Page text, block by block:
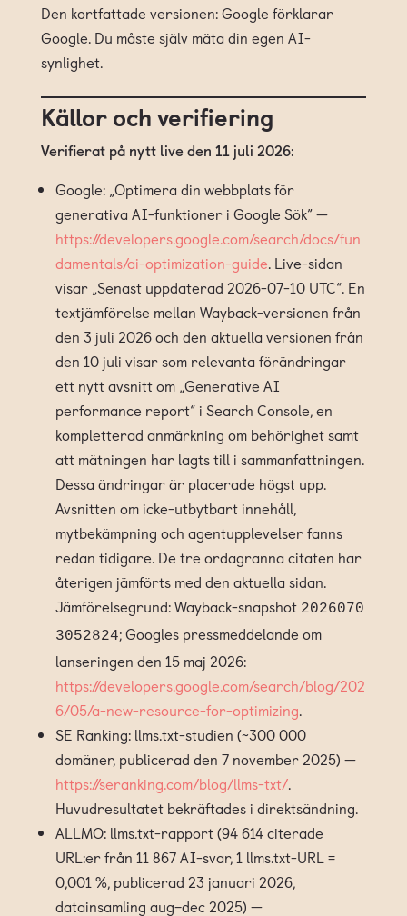
Den kortfattade versionen: Google förklarar
Google. Du måste själv mäta din egen AI-
synlighet.
Källor och verifiering
Verifierat på nytt live den 11 juli 2026:
Google: „Optimera din webbplats för
generativa AI-funktioner i Google Sök” —
https://developers.google.com/search/docs/fun
damentals/ai-optimization-guide. Live-sidan
visar „Senast uppdaterad 2026-07-10 UTC“. En
textjämförelse mellan Wayback-versionen från
den 3 juli 2026 och den aktuella versionen från
den 10 juli visar som relevanta förändringar
ett nytt avsnitt om „Generative AI
performance report“ i Search Console, en
kompletterad anmärkning om behörighet samt
att mätningen har lagts till i sammanfattningen.
Dessa ändringar är placerade högst upp.
Avsnitten om icke-utbytbart innehåll,
mytbekämpning och agentupplevelser fanns
redan tidigare. De tre ordagranna citaten har
återigen jämförts med den aktuella sidan.
Jämförelsegrund: Wayback-snapshot 2026070
3052824; Googles pressmeddelande om
lanseringen den 15 maj 2026:
https://developers.google.com/search/blog/202
6/05/a-new-resource-for-optimizing.
SE Ranking: llms.txt-studien (~300 000
domäner, publicerad den 7 november 2025) —
https://seranking.com/blog/llms-txt/.
Huvudresultatet bekräftades i direktsändning.
ALLMO: llms.txt-rapport (94 614 citerade
URL:er från 11 867 AI-svar, 1 llms.txt-URL =
0,001 %, publicerad 23 januari 2026,
datainsamling aug–dec 2025) —